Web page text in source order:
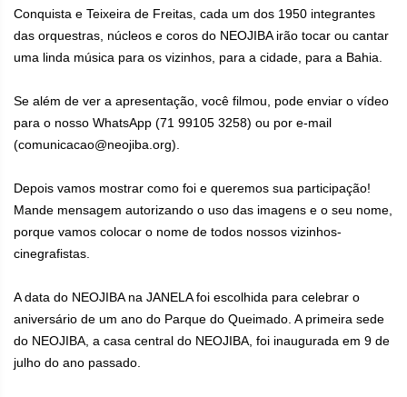
Conquista e Teixeira de Freitas, cada um dos 1950 integrantes
das orquestras, núcleos e coros do NEOJIBA irão tocar ou cantar
uma linda música para os vizinhos, para a cidade, para a Bahia.
Se além de ver a apresentação, você filmou, pode enviar o vídeo
para o nosso WhatsApp (71 99105 3258) ou por e-mail
(comunicacao@neojiba.org).
Depois vamos mostrar como foi e queremos sua participação!
Mande mensagem autorizando o uso das imagens e o seu nome,
porque vamos colocar o nome de todos nossos vizinhos-
cinegrafistas.
A data do NEOJIBA na JANELA foi escolhida para celebrar o
aniversário de um ano do Parque do Queimado. A primeira sede
do NEOJIBA, a casa central do NEOJIBA, foi inaugurada em 9 de
julho do ano passado.